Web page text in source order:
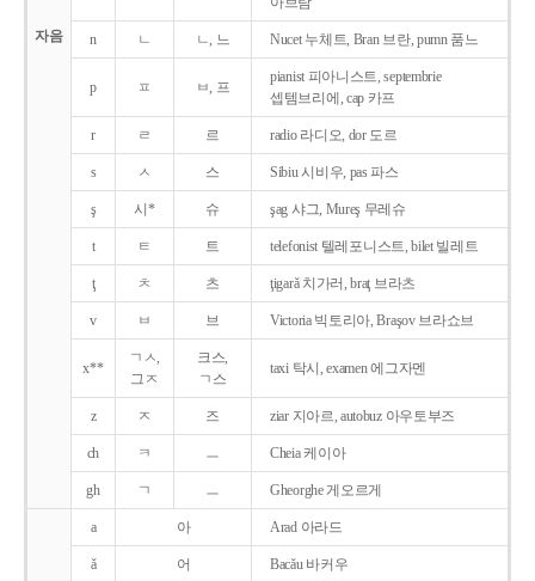
자음 n ㄴ ㄴ, 느 Nucet 누체트, Bran 브란, pumn 품느
p ㅍ ㅂ, 프
pianist 피아니스트, septembrie
셉템브리에, cap 카프
r ㄹ 르 radio 라디오, dor 도르
s ㅅ 스 Sibiu 시비우, pas 파스
ş 시* 슈 şag 샤그, Mureş 무레슈
t ㅌ 트 telefonist 텔레포니스트, bilet 빌레트
ţ ㅊ 츠 ţigarǎ 치가러, braţ 브라츠
v ㅂ 브 Victoria 빅토리아, Braşov 브라쇼브
x**
ㄱㅅ,
그ㅈ
크스,
ㄱ스
taxi 탁시, examen 에그자멘
z ㅈ 즈 ziar 지아르, autobuz 아우토부즈
ch ㅋ ㅡ Cheia 케이아
gh ㄱ ㅡ Gheorghe 게오르게
a 아 Arad 아라드
ǎ 어 Bacǎu 바커우